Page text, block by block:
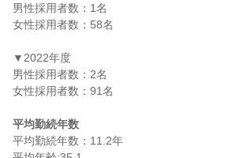
男性採用者数：1名
女性採用者数：58名
▼2022年度
男性採用者数：2名
女性採用者数：91名
平均勤続年数
平均勤続年数：11.2年